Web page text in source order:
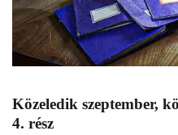
Közeledik szeptember,
4. rész